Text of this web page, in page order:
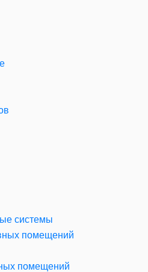
системы
помещений
помещений